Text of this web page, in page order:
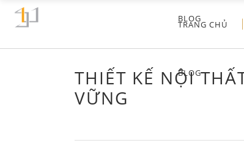
TRANG CHỦ
BLOG
BLOG
THIẾT KẾ NỘI
VỮNG